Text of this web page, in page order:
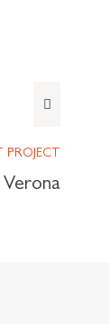
PROJECT
Verona